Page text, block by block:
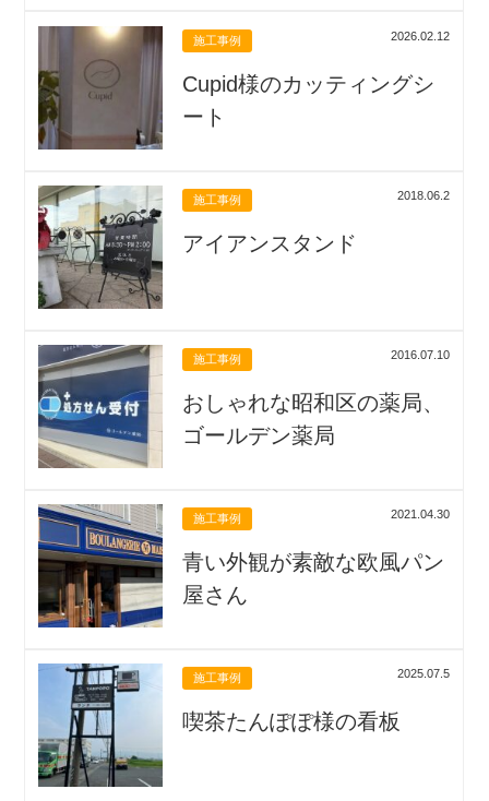
施工事例 2026.02.12
Cupid様のカッティングシ
ート
施工事例 2018.06.2
アイアンスタンド
施工事例 2016.07.10
おしゃれな昭和区の薬局、
ゴールデン薬局
施工事例 2021.04.30
青い外観が素敵な欧風パン
屋さん
施工事例 2025.07.5
喫茶たんぽぽ様の看板